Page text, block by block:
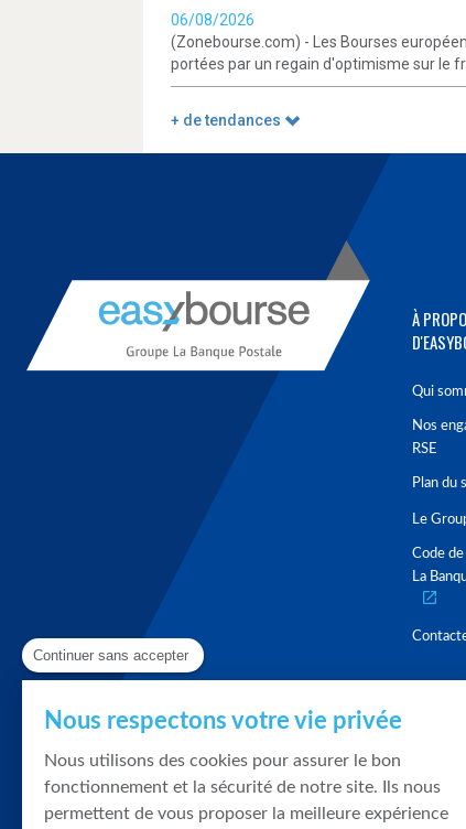
06/08/2026
(Zonebourse.com) - Les Bourses
portées par un regain d'optimisme sur le
+ de tendances
À
Qui
Nos
RSE
Plan du
Le
Code
La
Continuer sans accepter
Nous respectons votre vie privée
Nous utilisons des cookies pour assurer le bon
fonctionnement et la sécurité de notre site. Ils nous
permettent de vous proposer la meilleure expérience